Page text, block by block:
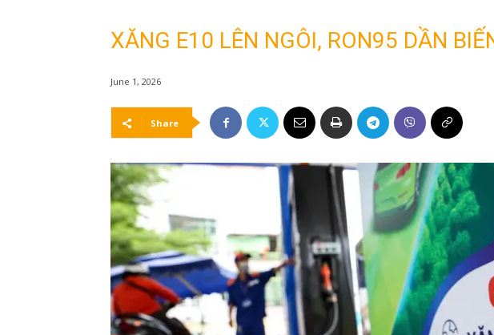
XĂNG E10 LÊN NGÔI, RON95 DẦN
June 1, 2026
Share